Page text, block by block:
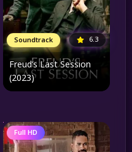
Soundtrack 6.3
Freud’s Last Session
(2023)
Full HD